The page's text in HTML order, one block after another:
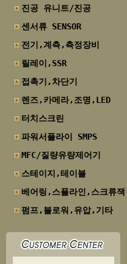
진공 유니트/진공
센서류 SENSOR
전기,계측,측정장비
릴레이,SSR
접촉기,차단기
렌즈,카메라,조명,LED
터치스크린
파워서플라이 SMPS
MFC/질량유량제어기
스테이지,테이블
베어링,스플라인,스크류잭
펌프,블로워,유압,기타